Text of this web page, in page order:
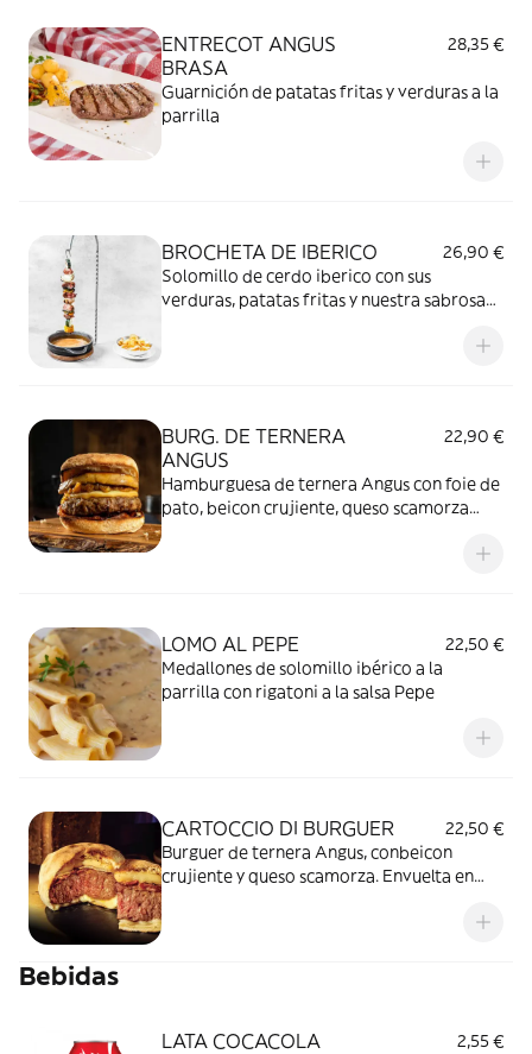
ENTRECOT ANGUS
BRASA
28,35 €
Guarnición de patatas fritas y verduras a la
parrilla
BROCHETA DE IBERICO
26,90 €
Solomillo de cerdo iberico con sus
verduras, patatas fritas y nuestra sabrosa
BURG. DE TERNERA
ANGUS
22,90 €
Hamburguesa de ternera Angus con foie de
pato, beicon crujiente, queso scamorza
guarnición de patatas fritas y salsa mesone.
LOMO AL PEPE
22,50 €
Medallones de solomillo ibérico a la
parrilla con rigatoni a la salsa Pepe
CARTOCCIO DI BURGUER
22,50 €
Burguer de ternera Angus, conbeicon
crujiente y queso scamorza. Envuelta en
¡Doblemente irresistible! Con guarnición de
Bebidas
LATA COCACOLA 2,55 €